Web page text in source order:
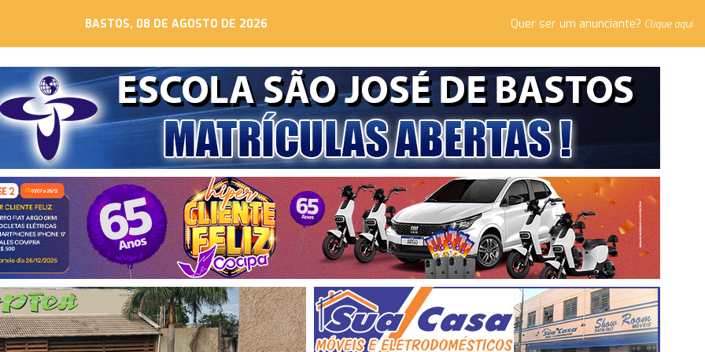
BASTOS, 08 DE AGOSTO DE 2026 Quer ser um anunciante? Clique aqui